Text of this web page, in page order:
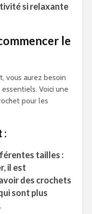
si relaxante
le
vous aurez besoin
Voici une
pour les
:
tailles :
il est
des crochets
sont plus